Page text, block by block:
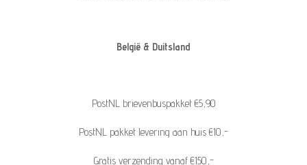
België & Duitsland
PostNL brievenbuspakket €5,90
PostNL pakket levering aan huis €10,-
Gratis verzending vanaf €150,-